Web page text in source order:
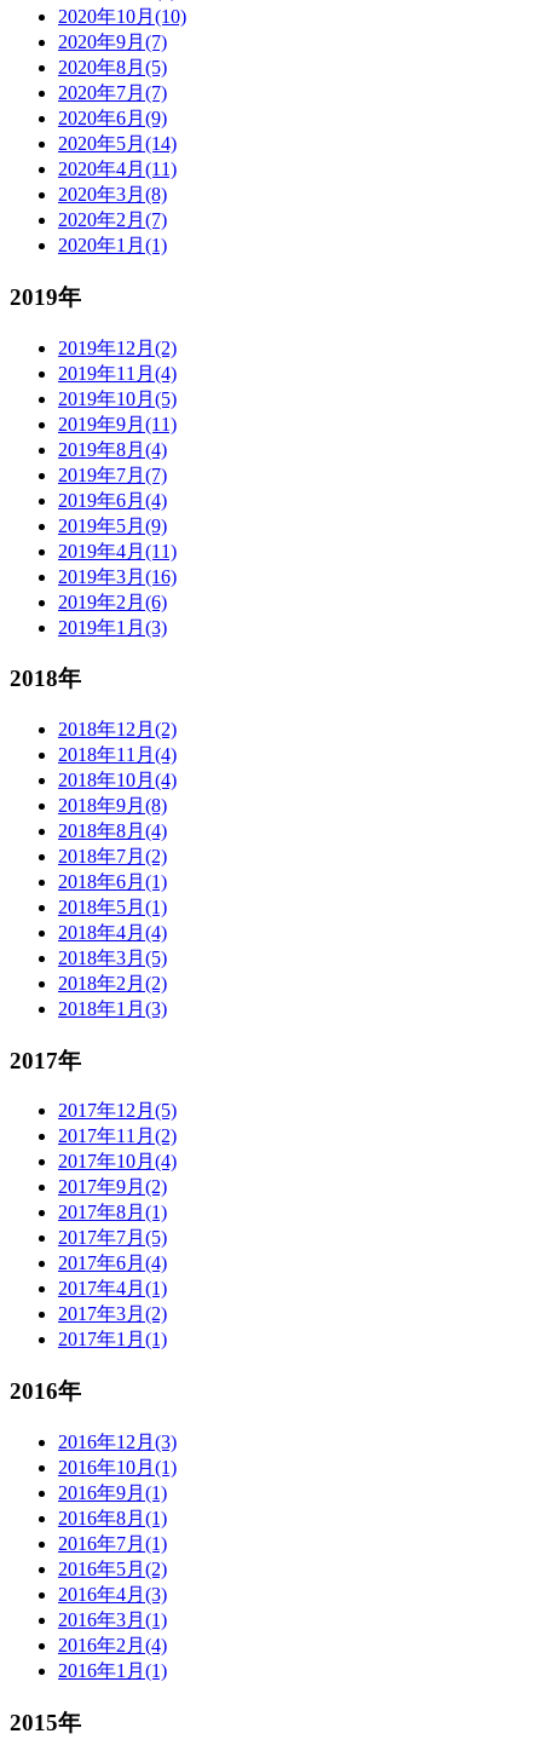
2020年10月(10)
2020年9月(7)
2020年8月(5)
2020年7月(7)
2020年6月(9)
2020年5月(14)
2020年4月(11)
2020年3月(8)
2020年2月(7)
2020年1月(1)
2019年
2019年12月(2)
2019年11月(4)
2019年10月(5)
2019年9月(11)
2019年8月(4)
2019年7月(7)
2019年6月(4)
2019年5月(9)
2019年4月(11)
2019年3月(16)
2019年2月(6)
2019年1月(3)
2018年
2018年12月(2)
2018年11月(4)
2018年10月(4)
2018年9月(8)
2018年8月(4)
2018年7月(2)
2018年6月(1)
2018年5月(1)
2018年4月(4)
2018年3月(5)
2018年2月(2)
2018年1月(3)
2017年
2017年12月(5)
2017年11月(2)
2017年10月(4)
2017年9月(2)
2017年8月(1)
2017年7月(5)
2017年6月(4)
2017年4月(1)
2017年3月(2)
2017年1月(1)
2016年
2016年12月(3)
2016年10月(1)
2016年9月(1)
2016年8月(1)
2016年7月(1)
2016年5月(2)
2016年4月(3)
2016年3月(1)
2016年2月(4)
2016年1月(1)
2015年